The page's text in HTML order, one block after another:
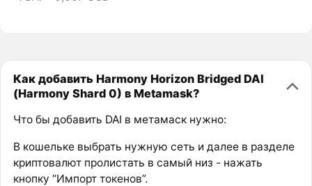
Как добавить Harmony Horizon Bridged DAI
(Harmony Shard 0) в Metamask?
Что бы добавить DAI в метамаск нужно:
В кошельке выбрать нужную сеть и далее в разделе
криптовалют пролистать в самый низ - нажать
кнопку “Импорт токенов”.